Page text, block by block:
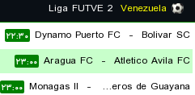
Venezuela
Bolivar SC
-
Dynamo Puerto FC ۲۲:۳۰
Atletico Avila FC
-
Aragua FC ۲۳:۰۰
Mineros de Guayana
-
Monagas II ۲۳:۰۰